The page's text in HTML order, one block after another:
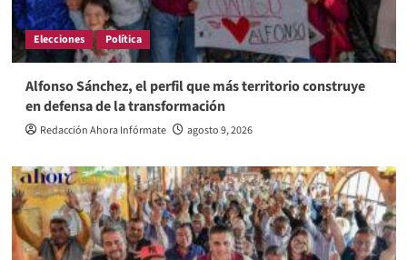
Elecciones Política
Alfonso Sánchez, el perfil que más territorio construye
en defensa de la transformación
Redacción Ahora Infórmate agosto 9, 2026